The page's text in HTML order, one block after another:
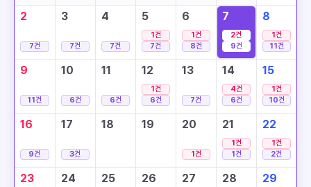
2
7건
3
7건
4
7건
5
1건
7건
6
1건
8건
7
2건
9건
8
1건
11건
9
11건
10
6건
11
6건
12
1건
6건
13
7건
14
4건
6건
15
1건
10건
16
9건
17
3건
18 19 20
1건
21
1건
1건
22
1건
2건
23 24 25 26 27 28 29